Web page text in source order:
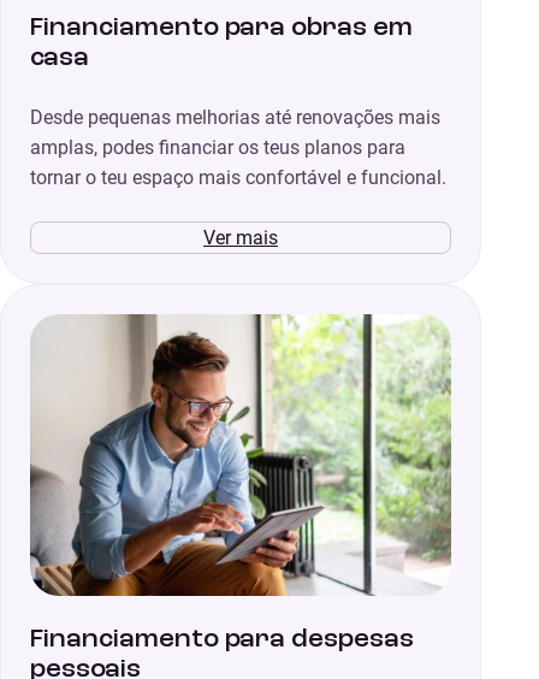
Financiamento para obras em
casa
Desde pequenas melhorias até renovações mais
amplas, podes financiar os teus planos para
tornar o teu espaço mais confortável e funcional.
Ver mais
Financiamento para despesas
pessoais